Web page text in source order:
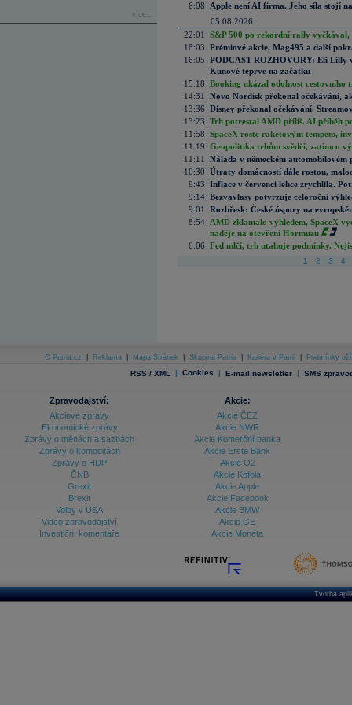
více...
6:08
Apple není AI firma. Jeho síla stojí
05.08.2026
22:01
S&P 500 po rekordní rally vyčkával,
18:03 Prémiové akcie, Mag495 a další
16:05 PODCAST ROZHOVORY: Eli Lilly
Kunové teprve na začátku
15:18 Booking ukázal odolnost cestovního
14:31
Novo Nordisk překonal očekávání,
13:36 Disney překonal očekávání.
13:23 Trh potrestal AMD příliš. AI příběh
11:58 SpaceX roste raketovým tempem,
11:19 Geopolitika trhům svědčí, zatímco
11:11
Nálada v německém automobilovém
10:30 Útraty domácností dále rostou,
9:43 Inflace v červenci lehce zrychlila.
9:14 Bezvavlasy potvrzuje celoroční
9:01
Rozbřesk: České úspory na
8:54 AMD zklamalo výhledem, SpaceX
naděje na otevření Hormuzu
6:06 Fed mlčí, trh utahuje podmínky.
1 2 3 4
O Patria.cz Reklama Mapa Stránek Skupina Patria Kariéra v Patrii Podmínky
RSS / XML | Cookies | E-mail newsletter | SMS
Zpravodajství:
Akciové zprávy
Ekonomické zprávy
Zprávy o měnách a sazbách
Zprávy o komoditách
Zprávy o HDP
ČNB
Grexit
Brexit
Volby v USA
Video zpravodajství
Investiční komentáře
Akcie:
Akcie ČEZ
Akcie NWR
Akcie Komerční banka
Akcie Erste Bank
Akcie O2
Akcie Kofola
Akcie Apple
Akcie Facebook
Akcie BMW
Akcie GE
Akcie Moneta
Tvorba